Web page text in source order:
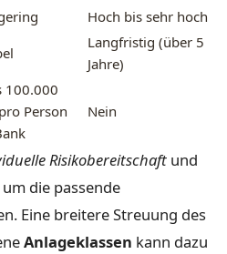
Hoch bis sehr hoch
Langfristig (über 5
Jahre)
100.000
Person
Nein
Risikobereitschaft und
die passende
Eine breitere Streuung des
Anlageklassen kann dazu